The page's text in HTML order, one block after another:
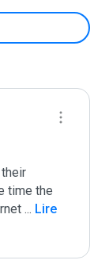
time the
... Lire